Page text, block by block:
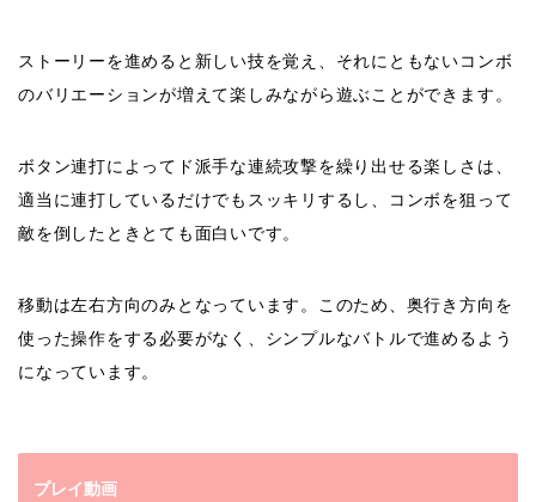
ストーリーを進めると新しい技を覚え、それにともないコンボ
のバリエーションが増えて楽しみながら遊ぶことができます。
ボタン連打によってド派手な連続攻撃を繰り出せる楽しさは、
適当に連打しているだけでもスッキリするし、コンボを狙って
敵を倒したときとても面白いです。
移動は左右方向のみとなっています。このため、奥行き方向を
使った操作をする必要がなく、シンプルなバトルで進めるよう
になっています。
プレイ動画